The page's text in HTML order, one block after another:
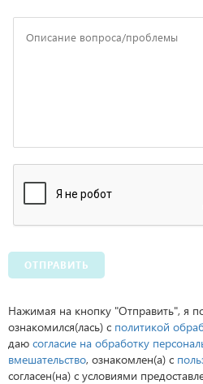
ОТПРАВИТЬ
Нажимая на кнопку "Отправить", я
ознакомился(лась) с политикой
даю согласие на обработку
вмешательство, ознакомлен(а) с
согласен(на) с условиями